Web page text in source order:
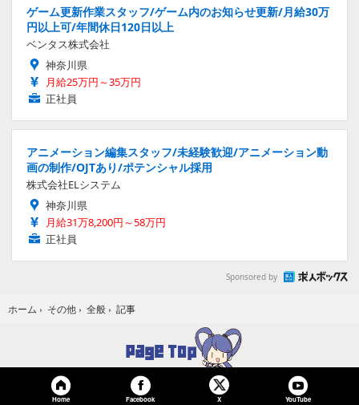
ゲーム更新作業スタッフ/ゲーム内のお知らせ更新/月給30万
円以上可/年間休日120日以上
ベンタス株式会社
神奈川県
月給25万円～35万円
正社員
アニメーション編集スタッフ/未経験歓迎/アニメーション動
画の制作/OJTあり/ポテンシャル採用
株式会社ELシステム
神奈川県
月給31万8,200円～58万円
正社員
Sponsored by
ホーム › その他 › 全般 › 記事
Home Facebook X YouTube